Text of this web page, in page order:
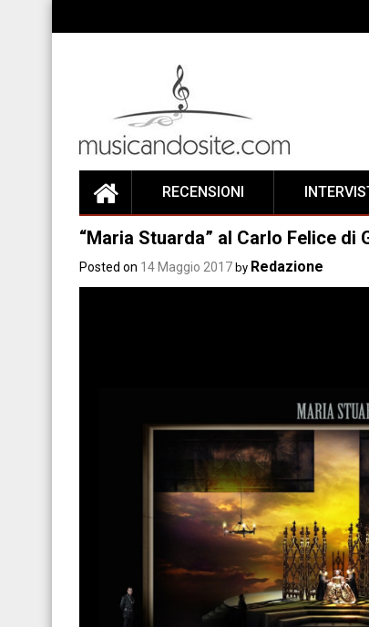
RECENSIONI
“Maria Stuarda” al Carlo Felice di
Posted on 14 Maggio 2017 by Redazione